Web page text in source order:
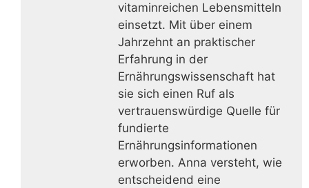
vitaminreichen Lebensmitteln
einsetzt. Mit über einem
Jahrzehnt an praktischer
Erfahrung in der
Ernährungswissenschaft hat
sie sich einen Ruf als
vertrauenswürdige Quelle für
fundierte
Ernährungsinformationen
erworben. Anna versteht, wie
entscheidend eine